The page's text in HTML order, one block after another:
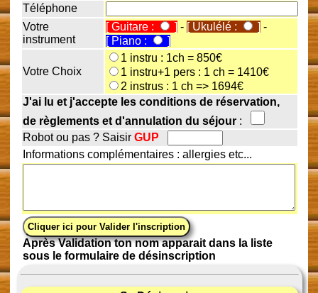
Téléphone
Votre
instrument
[ Guitare : ] - [ Ukulélé : ] -
[ Piano :
]
Votre Choix
1 instru : 1ch = 850€
1 instru+1 pers : 1 ch = 1410€
2 instrus : 1 ch => 1694€
J'ai lu et j'accepte les conditions de réservation,
de règlements et d'annulation du séjour:
Robot ou pas ? Saisir GUP
Informations complémentaires : allergies etc...
Après Validation ton nom apparait dans la liste
sous le formulaire de désinscription